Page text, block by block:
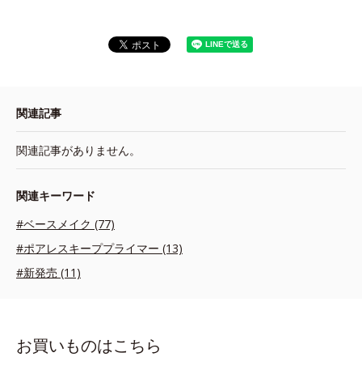
関連記事
関連記事がありません。
関連キーワード
#ベースメイク (77)
#ポアレスキーププライマー (13)
#新発売 (11)
お買いものはこちら